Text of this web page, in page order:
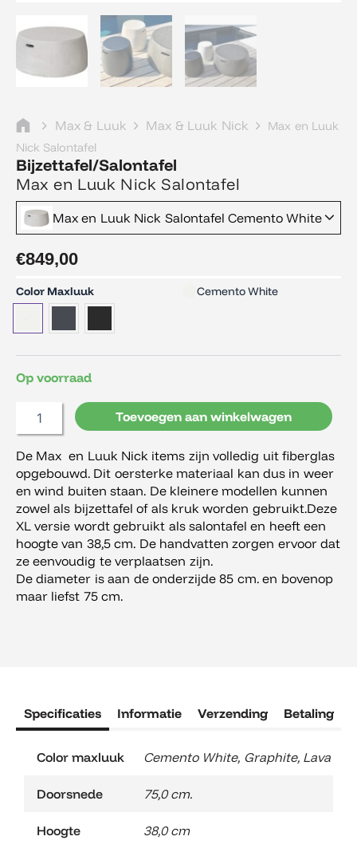
Max & Luuk Max & Luuk Nick
Max en Luuk
Nick Salontafel
Bijzettafel/Salontafel
Max en Luuk Nick Salontafel
Max en Luuk Nick Salontafel Cemento White
€849,00
Color Maxluuk Cemento White
Op voorraad
Max
en
Salontafel
aantal
Toevoegen aan winkelwagen
De Max en Luuk Nick items zijn volledig uit fiberglas
opgebouwd. Dit oersterke materiaal kan dus in weer
en wind buiten staan. De kleinere modellen kunnen
zowel als bijzettafel of als kruk worden gebruikt.Deze
XL versie wordt gebruikt als salontafel en heeft een
hoogte van 38,5 cm. De handvatten zorgen ervoor dat
ze eenvoudig te verplaatsen zijn.
De diameter is aan de onderzijde 85 cm. en bovenop
maar liefst 75 cm.
Specificaties Informatie Verzending Betaling
Color maxluuk Cemento White, Graphite, Lava
Doorsnede 75,0 cm.
Hoogte 38,0 cm